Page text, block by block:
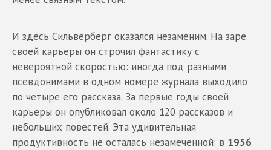
И здесь Сильверберг оказался незаменим. На заре
своей карьеры он строчил фантастику с
невероятной скоростью: иногда под разными
псевдонимами в одном номере журнала выходило
по четыре его рассказа. За первые годы своей
карьеры он опубликовал около 120 рассказов и
небольших повестей. Эта удивительная
продуктивность не осталась незамеченной: в 1956